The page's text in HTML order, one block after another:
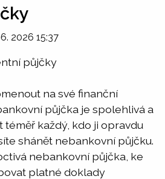
2026 15:37
půjčky
na své finanční
půjčka je spolehlivá a
téměř každý, kdo ji opravdu
shánět nebankovní půjčku.
nebankovní půjčka, ke
platné doklady